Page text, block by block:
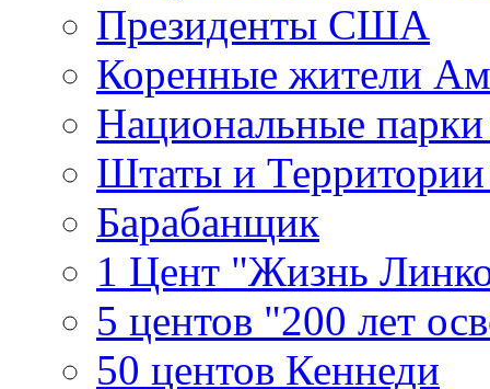
Президенты США
Коренные жители
Национальные
Штаты и
Барабанщик
1 Цент "Жизнь
5 центов "200 лет
50 центов Кеннеди